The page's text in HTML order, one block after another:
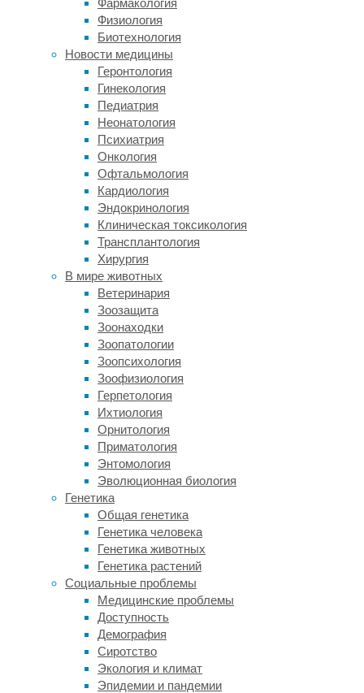
Фармакология
Физиология
Биотехнология
Новости медицины
Геронтология
Гинекология
Педиатрия
Неонатология
Психиатрия
Онкология
Офтальмология
Кардиология
Эндокринология
Клиническая токсикология
Трансплантология
Хирургия
В мире животных
Ветеринария
Зоозащита
Зоонаходки
Зоопатологии
Зоопсихология
Зоофизиология
Герпетология
Ихтиология
Орнитология
Приматология
Энтомология
Эволюционная биология
Генетика
Общая генетика
Генетика человека
Генетика животных
Генетика растений
Социальные проблемы
Медицинские проблемы
Доступность
Демография
Сиротство
Экология и климат
Эпидемии и пандемии
килограмм
массы
тела
в
день.
Управление
по
контролю
за
качеством
продуктов
лекарств
США
(FDA)
ранее
установило
такой
же,
как
EFSA,
порог
безопасного
потребления
кофеина
—
400
миллиграммов
день.
Исследователи
Техасского
университета
США
считают,